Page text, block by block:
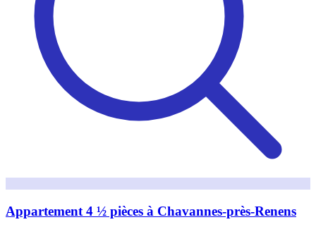
Appartement 4 ½ pièces à Chavannes-près-Renens